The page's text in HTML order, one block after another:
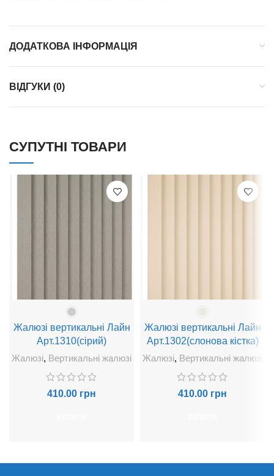
ДОДАТКОВА ІНФОРМАЦІЯ
ВІДГУКИ (0)
СУПУТНІ ТОВАРИ
Жалюзі вертикальні Лайн
Арт.1310(сірий)
Жалюзі, Вертикальні жалюзі
410.00 грн
Жалюзі вертикальні Лайн
Арт.1302(слонова кістка)
Жалюзі, Вертикальні жалюзі
410.00 грн